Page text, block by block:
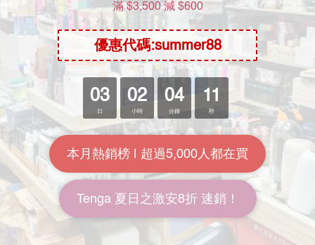
歪歪馬 飛船吮吸G點震動器
HK$488.00
HK$530.00 9.2折
SVAKOM TULIP 超強子彈震
動器 紫色
HK$238.00
HK$258.00
9.2折